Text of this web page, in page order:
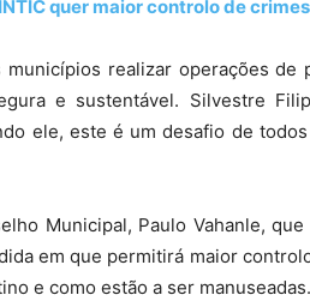
quer maior controlo de
municípios realizar operações de
e sustentável. Silvestre
ele, este é um desafio de
Municipal, Paulo Vahanle,
em que permitirá maior
e como estão a ser manuseadas.